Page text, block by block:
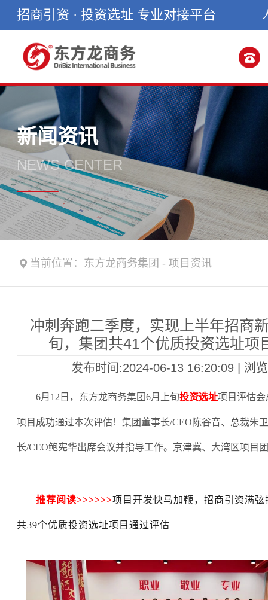
招商引资 · 投资选址 专业对接平台
新闻资讯
NEWS CENTER
当前位置： 东方龙商务集团 - 项目资讯
冲刺奔跑二季度，实现上半年招商
旬，集团共41个优质投资选址项
发布时间:2024-06-13 16:20:09 | 浏
6月12日，东方龙商务集团6月上旬投资选址项目评估
项目成功通过本次评估！集团董事长/CEO陈谷音、总裁朱
长/CEO鲍宪华出席会议并指导工作。京津冀、大湾区项目
推荐阅读>>>>>>项目开发快马加鞭，招商引资满
共39个优质投资选址项目通过评估